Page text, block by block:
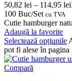
50,82 lei – 114,95 lei
100 Buc/Set cu TVA
Cutie hamburger
Adaugă la favorite
Selectează opțiunile
pot fi alese în pagina
Compară